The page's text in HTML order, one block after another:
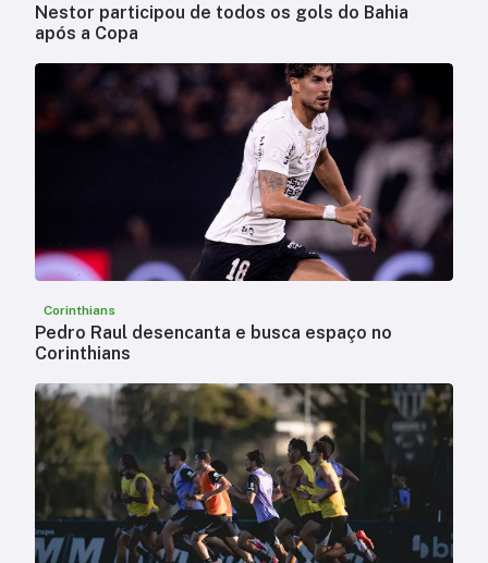
Nestor participou de todos os gols do Bahia
após a Copa
Corinthians
Pedro Raul desencanta e busca espaço no
Corinthians